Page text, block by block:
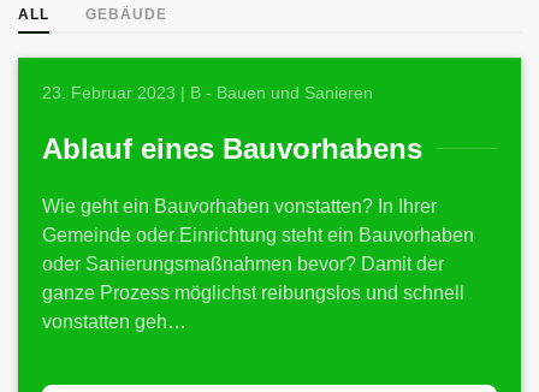
ALL GEBÄUDE
23. Februar 2023 | B - Bauen und Sanieren
Ablauf eines Bauvorhabens
Wie geht ein Bauvorhaben vonstatten? In Ihrer
Gemeinde oder Einrichtung steht ein Bauvorhaben
oder Sanierungsmaßnahmen bevor? Damit der
ganze Prozess möglichst reibungslos und schnell
vonstatten geh…